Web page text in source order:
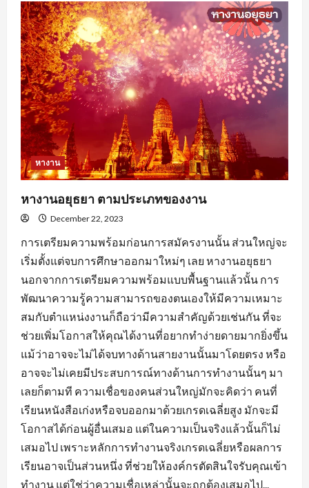
งาน
นครปฐม
ยุค
ของ
AI
มี
ผล
ต่อ
การ
จ้าง
งาน
หรือ
หางาน
หางานอยุธยา ตามประเภทของงาน
December 22, 2023
การเตรียมความพร้อมก่อนการสมัครงานนั้น ส่วนใหญ่จะ
เริ่มตั้งแต่จบการศึกษาออกมาใหม่ๆ เลย หางานอยุธยา
นอกจากการเตรียมความพร้อมแบบพื้นฐานแล้วนั้น การ
พัฒนาความรู้ความสามารถของตนเองให้มีความเหมาะ
สมกับตำแหน่งงานก็ถือว่ามีความสำคัญด้วยเช่นกัน ที่จะ
ช่วยเพิ่มโอกาสให้คุณได้งานที่อยากทำง่ายดายมากยิ่งขึ้น
แม้ว่าอาจจะไม่ได้จบทางด้านสายงานนั้นมาโดยตรง หรือ
อาจจะไม่เคยมีประสบการณ์ทางด้านการทำงานนั้นๆ มา
เลยก็ตามที ความเชื่อของคนส่วนใหญ่มักจะคิดว่า คนที่
เรียนหนังสือเก่งหรือจบออกมาด้วยเกรดเฉลี่ยสูง มักจะมี
โอกาสได้ก่อนผู้อื่นเสมอ แต่ในความเป็นจริงแล้วนั้นก็ไม่
เสมอไป เพราะหลักการทำงานจริงเกรดเฉลี่ยหรือผลการ
เรียนอาจเป็นส่วนหนึ่ง ที่ช่วยให้องค์กรตัดสินใจรับคุณเข้า
ทำงาน แต่ใช่ว่าความเชื่อเหล่านั้นจะถูกต้องเสมอไป...